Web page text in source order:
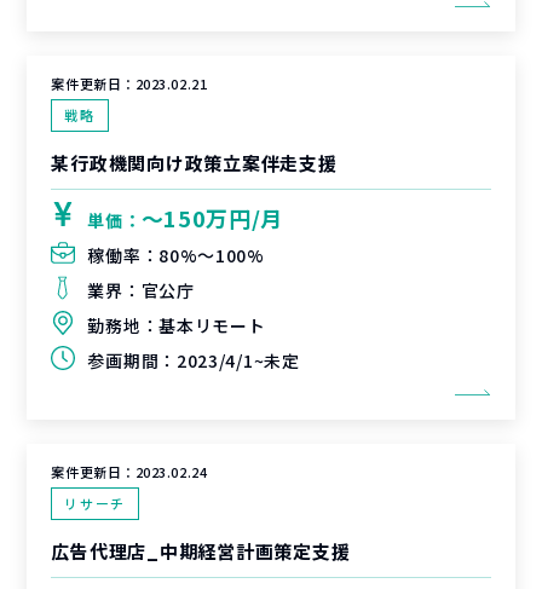
案件更新日： 2023.02.21
戦略
某行政機関向け政策立案伴走支援
単価： 〜150万円/月
稼働率： 80%〜100%
業界： 官公庁
勤務地：基本リモート
参画期間： 2023/4/1~未定
案件更新日： 2023.02.24
リサーチ
広告代理店_中期経営計画策定支援